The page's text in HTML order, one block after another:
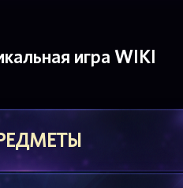
игра WIKI